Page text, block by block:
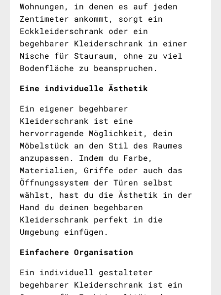
Wohnungen, in denen es auf jeden
Zentimeter ankommt, sorgt ein
Eckkleiderschrank oder ein
begehbarer Kleiderschrank in einer
Nische für Stauraum, ohne zu viel
Bodenfläche zu beanspruchen.
Eine individuelle Ästhetik
Ein eigener begehbarer
Kleiderschrank ist eine
hervorragende Möglichkeit, dein
Möbelstück an den Stil des Raumes
anzupassen. Indem du Farbe,
Materialien, Griffe oder auch das
Öffnungssystem der Türen selbst
wählst, hast du die Ästhetik in der
Hand du deinen begehbaren
Kleiderschrank perfekt in die
Umgebung einfügen.
Einfachere Organisation
Ein individuell gestalteter
begehbarer Kleiderschrank ist ein